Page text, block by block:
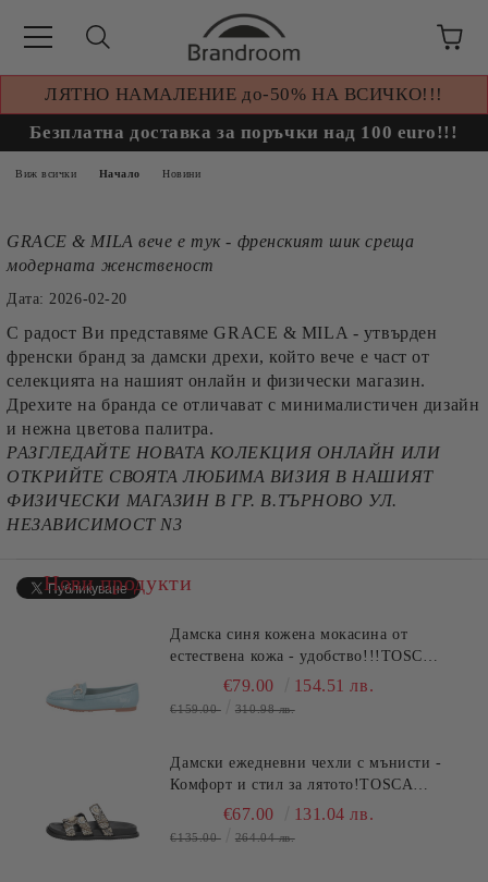
ЛЯТНО НАМАЛЕНИЕ до-50% НА ВСИЧКО!!!
Безплатна доставка за поръчки над 100 euro!!!
Виж всички Начало Новини
GRACE & MILA вече е тук - френският шик среща
модерната женственост
Дата: 2026-02-20
С радост Ви представяме GRACE & MILA - утвърден
френски бранд за дамски дрехи, който вече е част от
селекцията на нашият онлайн и физически магазин.
Дрехите на бранда се отличават с минималистичен дизайн
и нежна цветова палитра.
РАЗГЛЕДАЙТЕ НОВАТА КОЛЕКЦИЯ ОНЛАЙН ИЛИ
ОТКРИЙТЕ СВОЯТА ЛЮБИМА ВИЗИЯ В НАШИЯТ
ФИЗИЧЕСКИ МАГАЗИН В ГР. В.ТЪРНОВО УЛ.
НЕЗАВИСИМОСТ N3
Нови продукти
Дамска синя кожена мокасина от
естествена кожа - удобство!!!TOSCA
BLU (SKU)2612S120
€79.00 154.51 лв.
€159.00 310.98 лв.
Дамски ежедневни чехли с мънисти -
Комфорт и стил за лятото!TOSCA
BLU (SKU)2632S324
€67.00 131.04 лв.
€135.00 264.04 лв.